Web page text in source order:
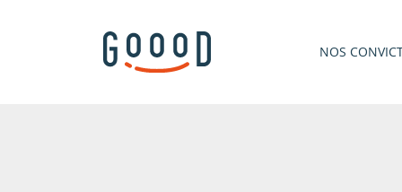
NOS